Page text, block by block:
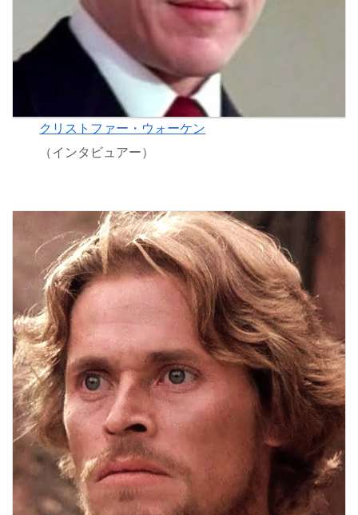
クリストファー・ウォーケン
（インタビュアー）